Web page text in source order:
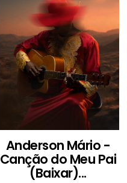
Anderson Mário -
Canção do Meu Pai
(Baixar)...